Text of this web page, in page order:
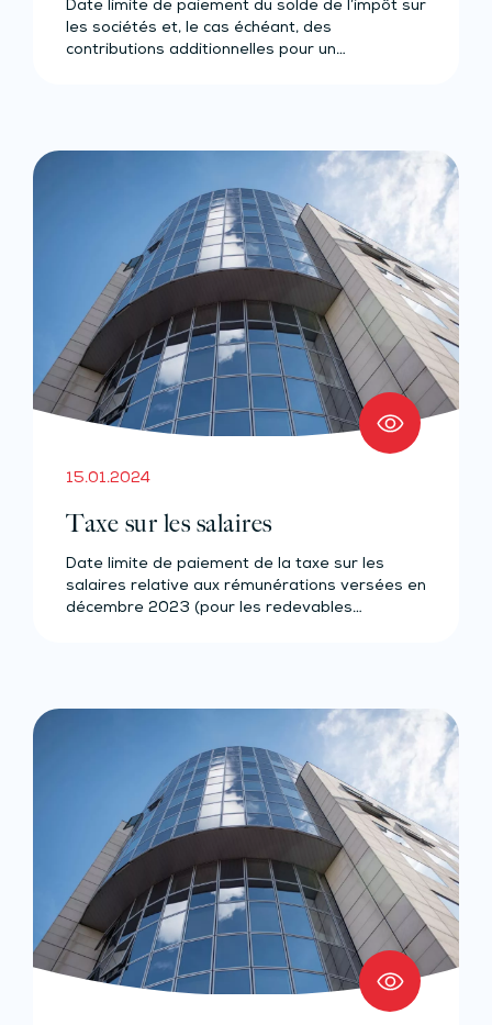
Date limite de paiement du solde de l’impôt sur
les sociétés et, le cas échéant, des
contributions additionnelles pour un…
15.01.2024
Taxe sur les salaires
Date limite de paiement de la taxe sur les
salaires relative aux rémunérations versées en
décembre 2023 (pour les redevables…